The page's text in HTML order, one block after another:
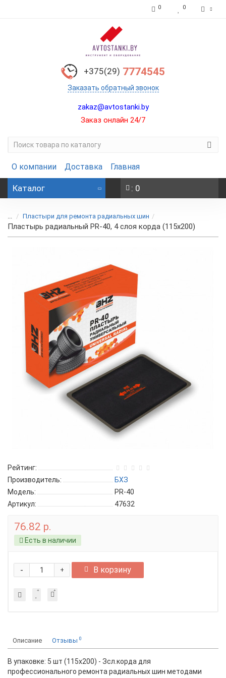
0 0
+375(29) 7774545
Заказать обратный звонок
zakaz@avtostanki.by
Заказ онлайн 24/7
О компании Доставка Главная
Каталог : 0
... Пластыри для ремонта радиальных шин
Пластырь радиальный PR-40, 4 слоя корда (115х200)
Рейтинг:
Производитель:
БХЗ
Модель:
PR-40
Артикул:
47632
76.82 р.
Есть в наличии
+
- В корзину
Описание Отзывы 0
В упаковке: 5 шт (115х200) - Зсл.корда для
профессионального ремонта радиальных шин методами